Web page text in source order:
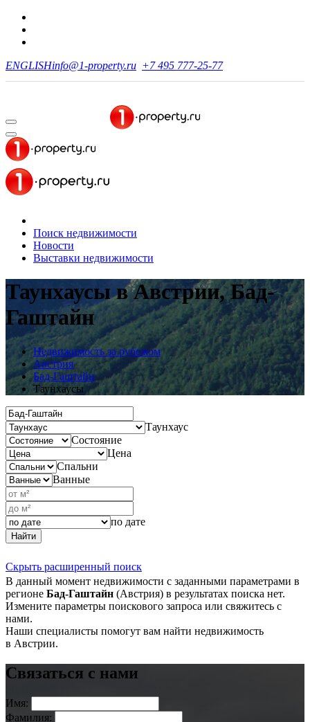
ENGLISHinfo@1-property.ru +7 495 777-25-77
Поиск недвижимости
Новости
Выставки недвижимости
Таунхаусы в Австрии, Бад-
Гаштайн
Недвижимость за рубежом
Австрия
Бад-Гаштайн
Таунхаусы
Таунхаус
Состояние
Цена
Спальни
Ванные
по дате
Найти
Скрыть расширенный поиск
В данный момент недвижимости с заданными параметрами в
регионе Бад-Гаштайн (Австрия) в результатах поиска нет.
Измените параметры поискового запроса или свяжитесь с
нами.
Наши специалисты помогут вам найти недвижимость
в Австрии.
Связаться с нами
Имя:
Фамилия: